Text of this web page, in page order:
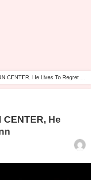
CENTER, He Lives To Regret It
He